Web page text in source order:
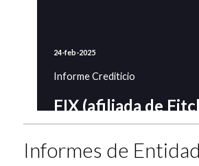
24-feb-2025
Informe Crediticio
FIX (afiliada de
Ratings) asigna la
calificación de las
Informes de Entidad